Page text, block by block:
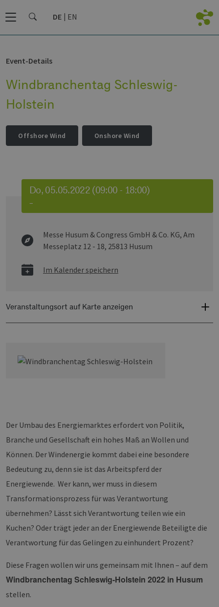
DE EN
Event-Details
Windbranchentag Schleswig-
Holstein
Offshore Wind Onshore Wind
Do, 05.05.2022 (09:00 - 18:00)
–
Messe Husum & Congress GmbH & Co. KG, Am
Messeplatz 12 - 18, 25813 Husum
Im Kalender speichern
Veranstaltungsort auf Karte anzeigen
Der Umbau des Energiemarktes erfordert von Politik,
Branche und Gesellschaft ein hohes Maß an Wollen und
Können. Der Windenergie kommt dabei eine besondere
Bedeutung zu, denn sie ist das Arbeitspferd der
Energiewende. Wer kann, wer muss in diesem
Transformationsprozess für was Verantwortung
übernehmen? Lässt sich Verantwortung teilen wie ein
Kuchen? Oder trägt jeder an der Energiewende Beteiligte die
Verantwortung für das Gelingen zu einhundert Prozent?
Diese Fragen wollen wir uns gemeinsam mit Ihnen – auf dem
Windbranchentag Schleswig-Holstein 2022 in Husum
stellen.